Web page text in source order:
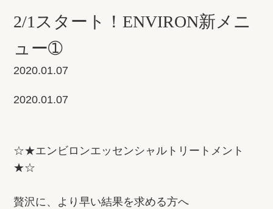
2/1スタート！ENVIRON新メニ
ュー➀
2020.01.07
2020.01.07
☆★エンビロンエッセンシャルトリートメント
★☆
贅沢に、より早い結果を求める方へ